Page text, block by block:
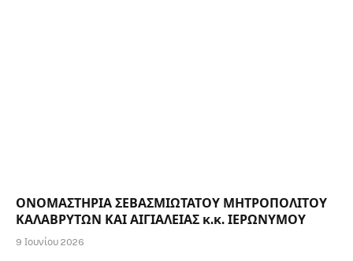
ΟΝΟΜΑΣΤΗΡΙΑ ΣΕΒΑΣΜΙΩΤΑΤΟΥ ΜΗΤΡΟΠΟΛΙΤΟΥ
ΚΑΛΑΒΡΥΤΩΝ ΚΑΙ ΑΙΓΙΑΛΕΙΑΣ κ.κ. ΙΕΡΩΝΥΜΟΥ
9 Ιουνίου 2026